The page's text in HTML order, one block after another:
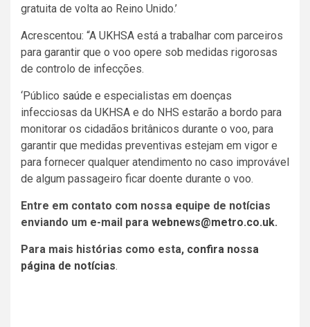
gratuita de volta ao Reino Unido.’
Acrescentou: “A UKHSA está a trabalhar com parceiros
para garantir que o voo opere sob medidas rigorosas
de controlo de infecções.
‘Público saúde e especialistas em doenças
infecciosas da UKHSA e do NHS estarão a bordo para
monitorar os cidadãos britânicos durante o voo, para
garantir que medidas preventivas estejam em vigor e
para fornecer qualquer atendimento no caso improvável
de algum passageiro ficar doente durante o voo.
Entre em contato com nossa equipe de notícias
enviando um e-mail para webnews@metro.co.uk.
Para mais histórias como esta, confira nossa
página de notícias.